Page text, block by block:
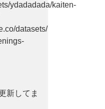
ydadadada/kaiten-
datasets/
新してま